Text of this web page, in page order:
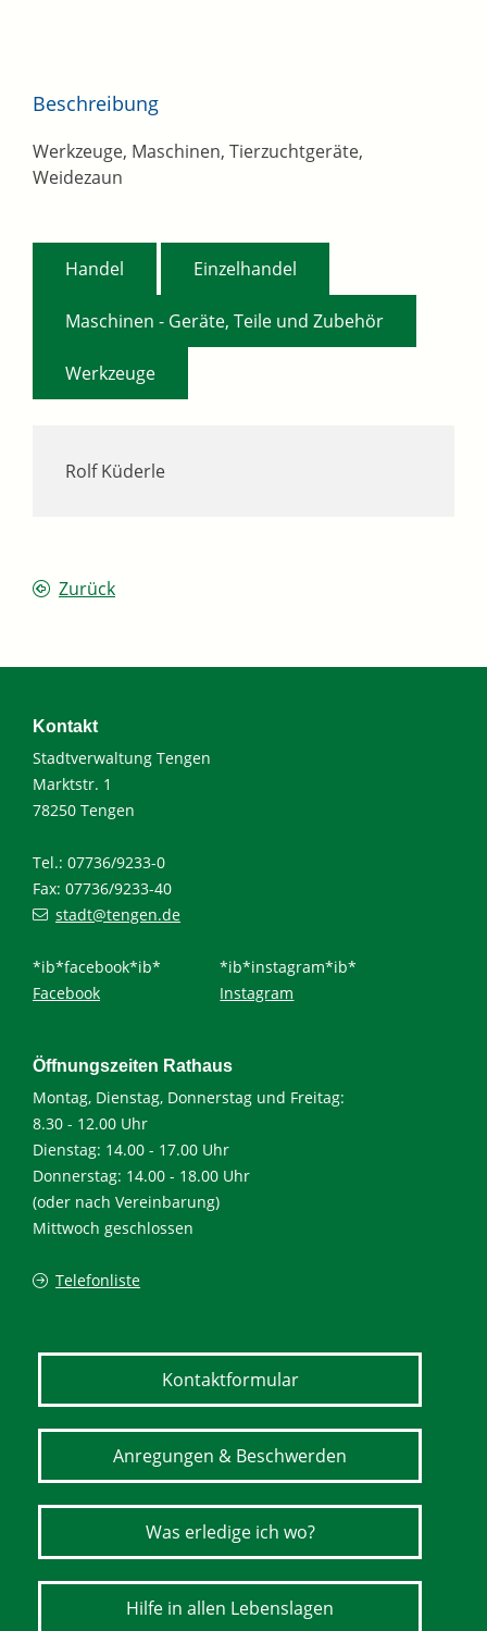
Rolf Küderle
Beschreibung
Werkzeuge, Maschinen, Tierzuchtgeräte,
Weidezaun
Handel Einzelhandel
Maschinen - Geräte, Teile und Zubehör
Werkzeuge
Zurück
Kontakt
Stadtverwaltung Tengen
Marktstr. 1
78250 Tengen
Tel.: 07736/9233-0
Fax: 07736/9233-40
stadt@tengen.de
*ib*facebook*ib*
Facebook
*ib*instagram*ib*
Instagram
Öffnungszeiten Rathaus
Montag, Dienstag, Donnerstag und Freitag:
8.30 - 12.00 Uhr
Dienstag: 14.00 - 17.00 Uhr
Donnerstag: 14.00 - 18.00 Uhr
(oder nach Vereinbarung)
Mittwoch geschlossen
Telefonliste
Kontaktformular
Anregungen & Beschwerden
Was erledige ich wo?
Hilfe in allen Lebenslagen